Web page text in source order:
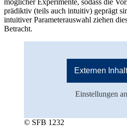
prädiktiv (teils auch intuitiv) geprägt
intuitiver Parameterauswahl ziehen
Betracht.
Externen
Einstellungen
© SFB 1232